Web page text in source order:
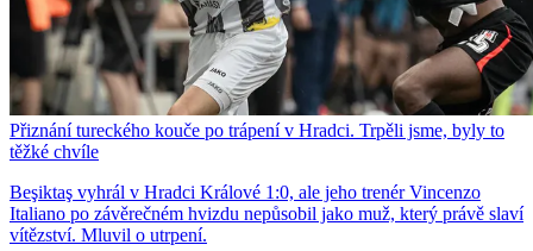
Přiznání tureckého kouče po trápení v Hradci. Trpěli jsme, byly to
těžké chvíle
Beşiktaş vyhrál v Hradci Králové 1:0, ale jeho trenér Vincenzo
Italiano po závěrečném hvizdu nepůsobil jako muž, který právě slaví
vítězství. Mluvil o utrpení.